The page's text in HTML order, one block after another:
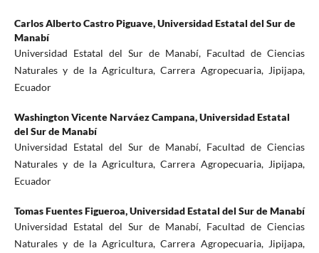
Carlos Alberto Castro Piguave,Universidad Estatal del Sur de
Manabí
Universidad Estatal del Sur de Manabí, Facultad de Ciencias
Naturales y de la Agricultura, Carrera Agropecuaria, Jipijapa,
Ecuador
Washington Vicente Narváez Campana,Universidad Estatal
del Sur de Manabí
Universidad Estatal del Sur de Manabí, Facultad de Ciencias
Naturales y de la Agricultura, Carrera Agropecuaria, Jipijapa,
Ecuador
Tomas Fuentes Figueroa,Universidad Estatal del Sur de Manabí
Universidad Estatal del Sur de Manabí, Facultad de Ciencias
Naturales y de la Agricultura, Carrera Agropecuaria, Jipijapa,